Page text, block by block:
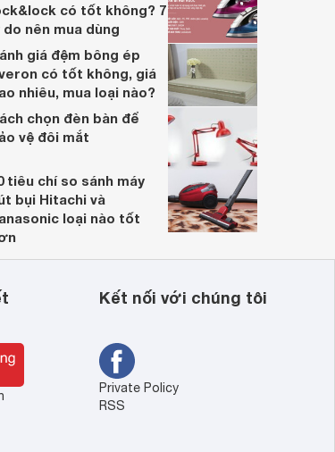
có tốt không? 7
do nên mua dùng
giá đệm bông ép
có tốt không, giá
nhiêu, mua loại nào?
chọn đèn bàn để
vệ đôi mắt
tiêu chí so sánh máy
bụi Hitachi và
loại nào tốt
Kết nối với chúng tôi
Private Policy
RSS